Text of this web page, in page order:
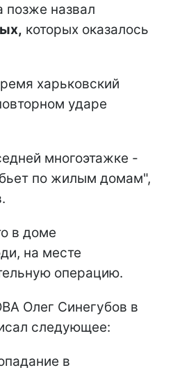
позже назвал
которых оказалось
харьковский
ударе
многоэтажке -
по жилым домам",
в доме
на месте
операцию.
Олег Синегубов в
следующее:
в